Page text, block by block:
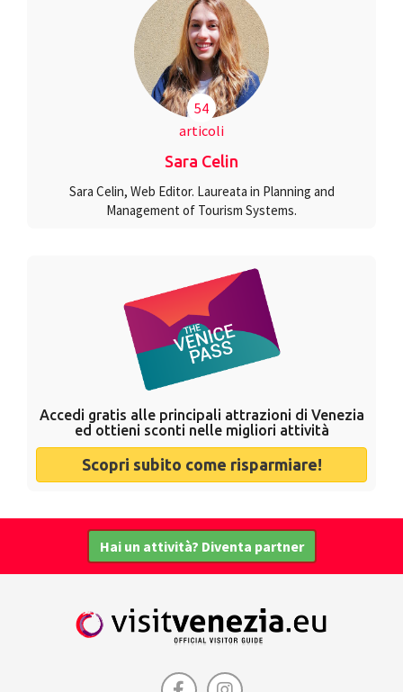
54
articoli
Sara Celin
Sara Celin, Web Editor. Laureata in Planning and
Management of Tourism Systems.
Accedi gratis alle principali attrazioni di Venezia
ed ottieni sconti nelle migliori attività
Scopri subito come risparmiare!
Hai un attività? Diventa partner